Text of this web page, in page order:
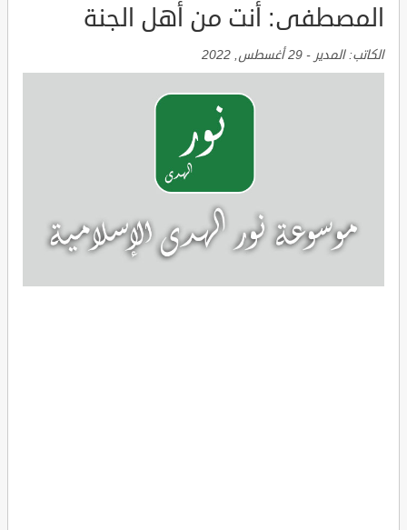
المصطفى: أنت من أهل الجنة
الكاتب:المدير - 29 أغسطس, 2022